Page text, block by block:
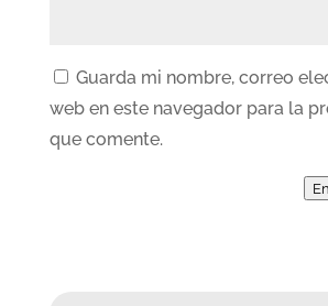
Guarda mi nombre, correo
web en este navegador para la
que comente.